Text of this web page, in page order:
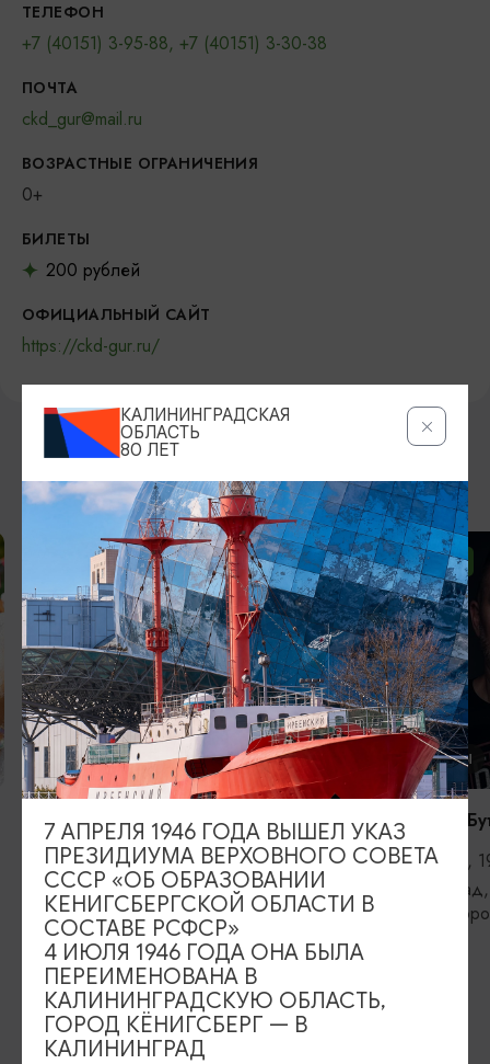
ТЕЛЕФОН
+7 (40151) 3-95-88, +7 (40151) 3-30-38
ПОЧТА
ckd_gur@mail.ru
ВОЗРАСТНЫЕ ОГРАНИЧЕНИЯ
0+
БИЛЕТЫ
200 рублей
ОФИЦИАЛЬНЫЙ САЙТ
https://ckd-gur.ru/
ВОЗМОЖНО ВАС ЗАИНТЕРЕСУЕТ
ОТ 2500₽
КОНЦЕРТЫ
RADIO TAPOK
04.09.2026, 20:00
Калининград, РК «Резиденция
королей»
ОТ 1000₽
КОНЦЕРТЫ
Константин
11.09.2026,
ИЩИТЕ ТАКЖЕ НА НАШЕМ САЙТЕ
КАЛИНИНГРАДСКАЯ
ОБЛАСТЬ
80 ЛЕТ
7 АПРЕЛЯ 1946 ГОДА ВЫШЕЛ УКАЗ
ПРЕЗИДИУМА ВЕРХОВНОГО СОВЕТА
СССР «ОБ ОБРАЗОВАНИИ
КЕНИГСБЕРГСКОЙ ОБЛАСТИ В
СОСТАВЕ РСФСР»
4 ИЮЛЯ 1946 ГОДА ОНА БЫЛА
ПЕРЕИМЕНОВАНА В
КАЛИНИНГРАДСКУЮ ОБЛАСТЬ,
ГОРОД КЁНИГСБЕРГ — В
КАЛИНИНГРАД